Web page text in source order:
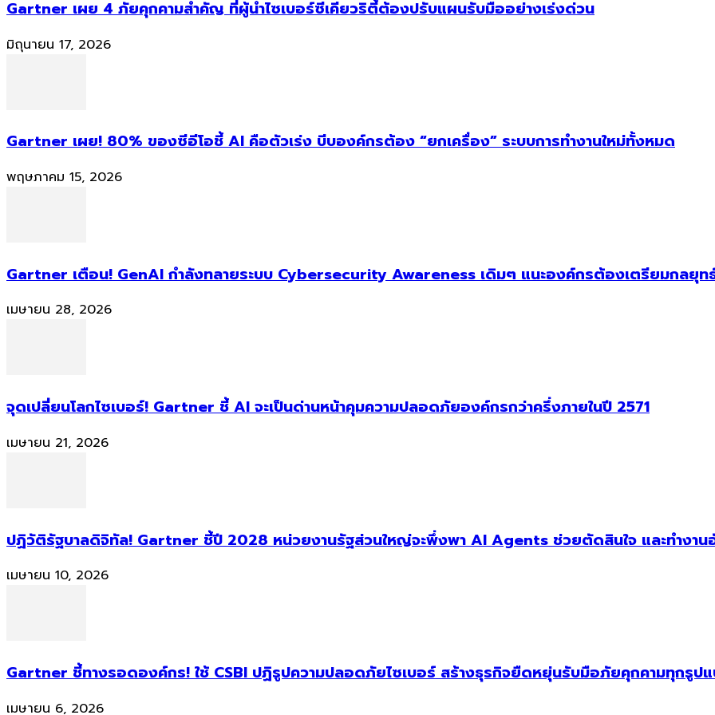
Gartner เผย 4 ภัยคุกคามสำคัญ ที่ผู้นำไซเบอร์ซีเคียวริตี้ต้องปรับแผนรับมืออย่างเร่งด่วน
มิถุนายน 17, 2026
Gartner เผย! 80% ของซีอีโอชี้ AI คือตัวเร่ง บีบองค์กรต้อง “ยกเครื่อง” ระบบการทำงานใหม่ทั้งหมด
พฤษภาคม 15, 2026
Gartner เตือน! GenAI กำลังทลายระบบ Cybersecurity Awareness เดิมๆ แนะองค์กรต้องเตรียมกลยุท
เมษายน 28, 2026
จุดเปลี่ยนโลกไซเบอร์! Gartner ชี้ AI จะเป็นด่านหน้าคุมความปลอดภัยองค์กรกว่าครึ่งภายในปี 2571
เมษายน 21, 2026
ปฏิวัติรัฐบาลดิจิทัล! Gartner ชี้ปี 2028 หน่วยงานรัฐส่วนใหญ่จะพึ่งพา AI Agents ช่วยตัดสินใจ และทำงาน
เมษายน 10, 2026
Gartner ชี้ทางรอดองค์กร! ใช้ CSBI ปฏิรูปความปลอดภัยไซเบอร์ สร้างธุรกิจยืดหยุ่นรับมือภัยคุกคามทุกรูป
เมษายน 6, 2026